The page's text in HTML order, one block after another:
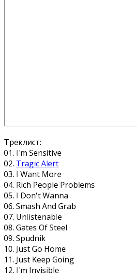
Треклист:
01. I'm Sensitive
02. Tragic Alert
03. I Want More
04. Rich People Problems
05. I Don't Wanna
06. Smash And Grab
07. Unlistenable
08. Gates Of Steel
09. Spudnik
10. Just Go Home
11. Just Keep Going
12. I'm Invisible